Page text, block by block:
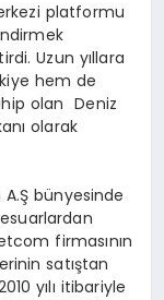
platformu
Uzun yıllara
hem de
olan Deniz
olarak
A.Ş bünyesinde
firmasının
satıştan
yılı itibariyle